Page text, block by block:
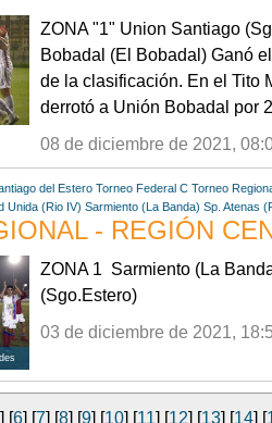
ZONA "1" Union Santiago
Bobadal (El Bobadal) Ganó
de la clasificación. En el Tito
derrotó a Unión Bobadal por
08 de diciembre de 2021,
del Estero Torneo Federal C Torneo
Unida (Rio IV) Sarmiento (La Banda) Sp. Atenas
- REGIÓN
ZONA 1 Sarmiento (La
03 de diciembre de 2021,
] [6] [7] [8] [9] [10] [11] [12] [13] [14] [